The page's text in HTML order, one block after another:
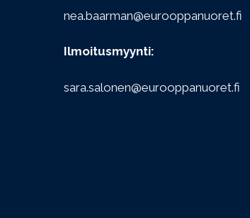
nea.baarman@eurooppanuoret.fi
Ilmoitusmyynti:
sara.salonen@eurooppanuoret.fi